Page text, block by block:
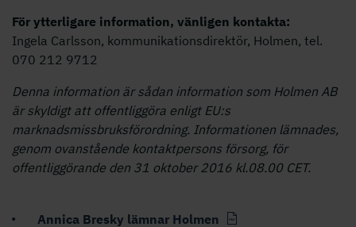
För ytterligare information, vänligen kontakta:
Ingela Carlsson, kommunikationsdirektör, Holmen, tel.
070 212 9712
Denna information är sådan information som Holmen AB
är skyldigt att offentliggöra enligt EU:s
marknadsmissbruksförordning. Informationen lämnades,
genom ovanstående kontaktpersons försorg, för
offentliggörande den 31 oktober 2016 kl.08.00 CET.
Annica Bresky lämnar Holmen